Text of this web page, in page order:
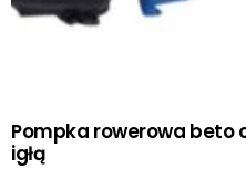
Pompka rowerowa beto
igłą